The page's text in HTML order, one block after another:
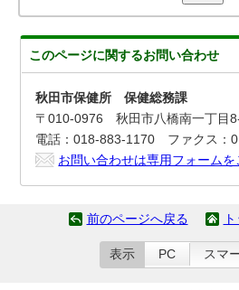
このページに関するお問い合わせ
秋田市保健所 保健総務課
〒010-0976 秋田市八橋南一丁目
電話：018-883-1170 ファクス：
お問い合わせは専用フォームを
前のページへ戻る
表示 PC スマ